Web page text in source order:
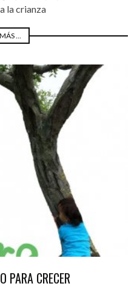
la crianza
...
PARA CRECER